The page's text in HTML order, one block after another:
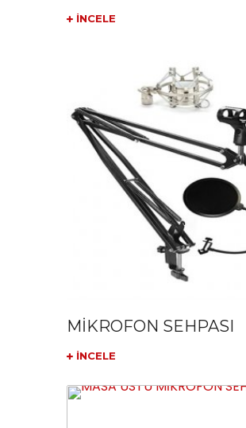
İNCELE
MİKROFON SEHPASI
İNCELE